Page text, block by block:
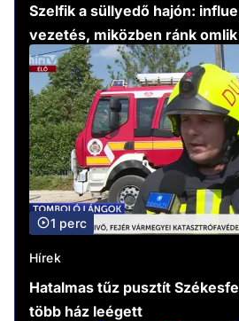
Szelfik a süllyedő hajón:
vezetés, miközben ránk omlik
1 perc
Hírek
Hatalmas tűz pusztít
több ház leégett